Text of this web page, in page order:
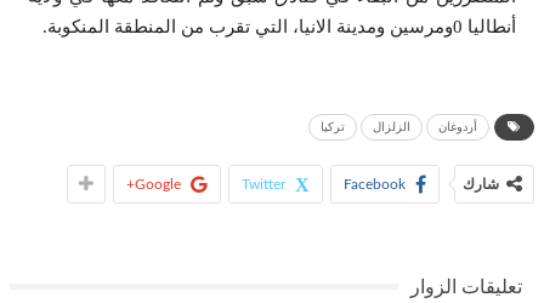
أنطاليا 0ومرسين ومدينة الانيا، التي تقرب من المنطقة المنكوبة.
أردوغان الزلزال تركيا
شارك Facebook
Twitter
Google+
تعليقات الزوار